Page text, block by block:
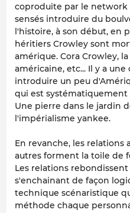
coproduite par le network
sensés introduire du
l'histoire, à son début, en
héritiers Crowley sont
amérique. Cora Crowley,
américaine, etc... Il y a
introduire un peu
qui est systématiquement
Une pierre dans le jardin
l'impérialisme yankee.
En revanche, les relations
autres forment la toile de
Les relations rebondissent
s'enchainant de façon
technique scénaristique
méthode chaque